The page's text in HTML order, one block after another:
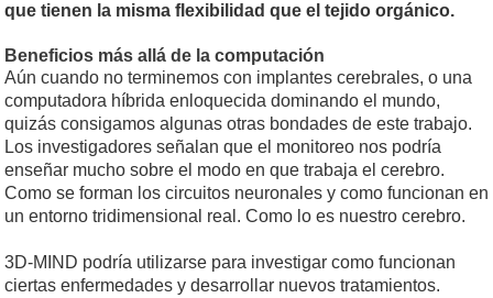
que tienen la misma flexibilidad que el tejido orgánico.
Beneficios más allá de la computación
Aún cuando no terminemos con implantes cerebrales, o una
computadora híbrida enloquecida dominando el mundo,
quizás consigamos algunas otras bondades de este trabajo.
Los investigadores señalan que el monitoreo nos podría
enseñar mucho sobre el modo en que trabaja el cerebro.
Como se forman los circuitos neuronales y como funcionan en
un entorno tridimensional real. Como lo es nuestro cerebro.
3D-MIND podría utilizarse para investigar como funcionan
ciertas enfermedades y desarrollar nuevos tratamientos.